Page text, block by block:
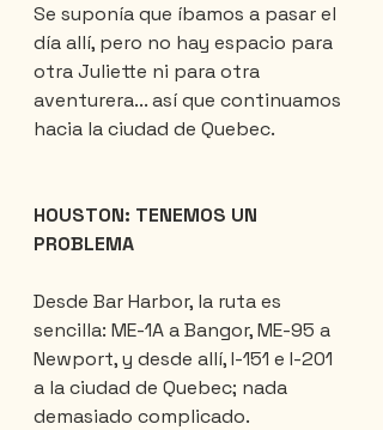
Se suponía que íbamos a pasar el
día allí, pero no hay espacio para
otra Juliette ni para otra
aventurera... así que continuamos
hacia la ciudad de Quebec.
HOUSTON: TENEMOS UN
PROBLEMA
Desde Bar Harbor, la ruta es
sencilla: ME-1A a Bangor, ME-95 a
Newport, y desde allí, I-151 e I-201
a la ciudad de Quebec; nada
demasiado complicado.